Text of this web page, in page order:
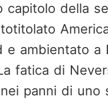
capitolo della
e ambientato a
fatica di
panni di uno